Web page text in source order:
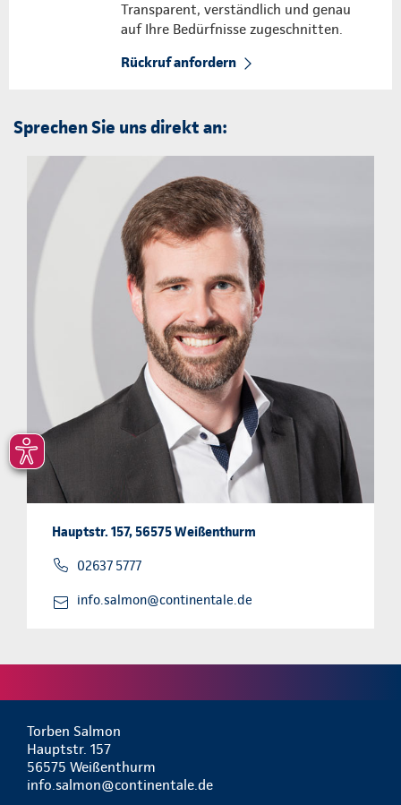
Transparent, verständlich und genau
auf Ihre Bedürfnisse zugeschnitten.
Rückruf anfordern
Sprechen Sie uns direkt an:
Hauptstr. 157, 56575 Weißenthurm
02637 5777
info.salmon@continentale.de
Torben Salmon
Hauptstr. 157
56575 Weißenthurm
info.salmon@continentale.de